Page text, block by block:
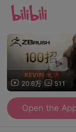
20.6万 511
Open the